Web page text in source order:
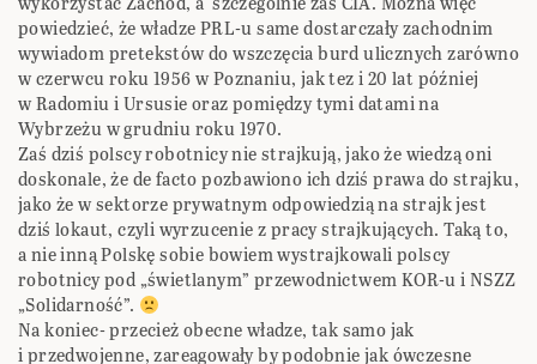
powiedzieć, że władze PRL-u same dostarczały zachodnim
wywiadom pretekstów do wszczęcia burd ulicznych zarówno
w czerwcu roku 1956 w Poznaniu, jak tez i 20 lat później
w Radomiu i Ursusie oraz pomiędzy tymi datami na
Wybrzeżu w grudniu roku 1970.
Zaś dziś polscy robotnicy nie strajkują, jako że wiedzą oni
doskonale, że de facto pozbawiono ich dziś prawa do strajku,
jako że w sektorze prywatnym odpowiedzią na strajk jest
dziś lokaut, czyli wyrzucenie z pracy strajkujących. Taką to,
a nie inną Polskę sobie bowiem wystrajkowali polscy
robotnicy pod „świetlanym” przewodnictwem KOR-u i NSZZ
„Solidarność”.
Na koniec- przecież obecne władze, tak samo jak
i przedwojenne, zareagowały by podobnie jak ówczesne